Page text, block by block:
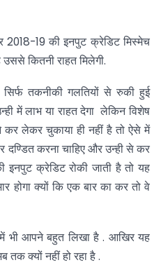
19 की इनपुट क्रेडिट मिस्मेच
कितनी राहत मिलेगी.
तकनीकी गलतियों से रुकी हुई
में लाभ या राहत देगा लेकिन विशेष
लेकर चुकाया ही नहीं है तो ऐसे में
करना चाहिए और उन्ही से कर
इनपुट क्रेडिट रोकी जाती है तो यह
होगा क्यों कि एक बार का कर तो वे
भी आपने बहुत लिखा है . आखिर यह
क्यों नहीं हो रहा है .